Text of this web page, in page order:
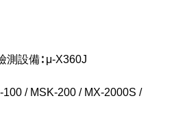
測設備∶ μ-X360J
/ MSK-200 / MX-2000S /